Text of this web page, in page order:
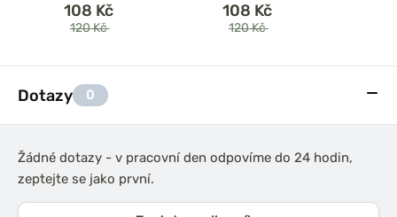
108 Kč
120 Kč
108 Kč
120 Kč
Dotazy 0
Žádné dotazy - v pracovní den odpovíme do 24 hodin,
zeptejte se jako první.